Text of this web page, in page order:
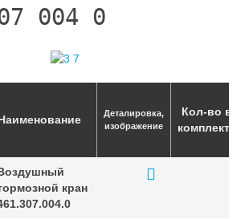
004 0
Деталировка,
изображение
Кол-во в
комплекте
кран